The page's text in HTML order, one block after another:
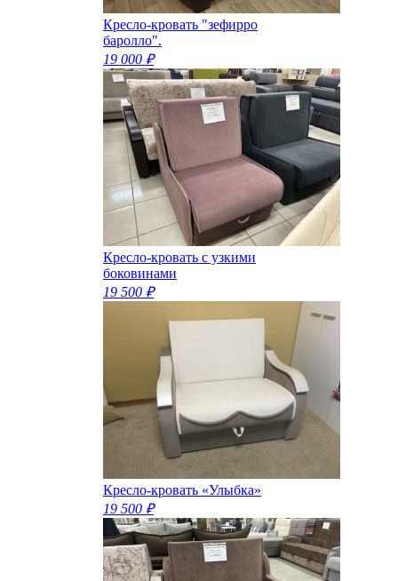
Кресло-кровать "зефирро
баролло".
19 000 ₽
Кресло-кровать с узкими
боковинами
19 500 ₽
Кресло-кровать «Улыбка»
19 500 ₽